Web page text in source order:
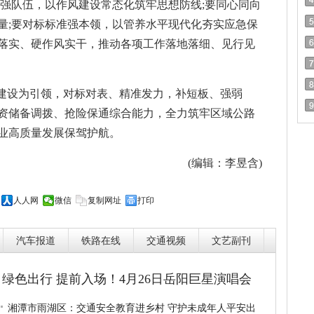
队伍，以作风建设常态化筑牢思想防线;要同心同向
;要对标标准强本领，以管养水平现代化夯实应急保
实、硬作风实干，推动各项工作落地落细、见行见
设为引领，对标对表、精准发力，补短板、强弱
储备调拨、抢险保通综合能力，全力筑牢区域公路
高质量发展保驾护航。
(编辑：李昱含)
人人网 微信 复制网址 打印
汽车报道 铁路在线 交通视频 文艺副刊
绿色出行 提前入场！4月26日岳阳巨星演唱会
湘潭市雨湖区：交通安全教育进乡村 守护未成年人平安出